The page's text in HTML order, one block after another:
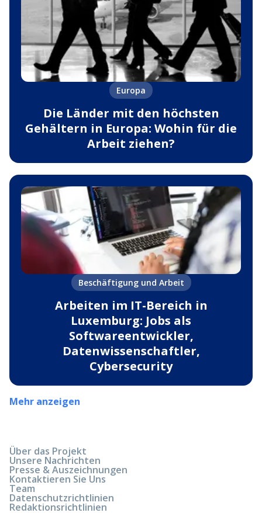
Europa
Die Länder mit den höchsten
Gehältern in Europa: Wohin für die
Arbeit ziehen?
Beschäftigung und Arbeit
Arbeiten im IT-Bereich in
Luxemburg: Jobs als
Softwareentwickler,
Datenwissenschaftler,
Cybersecurity
Mehr anzeigen
Über das Projekt
Unsere Nachrichten
Presse & Auszeichnungen
Kontaktieren Sie Uns
Team
Datenschutzrichtlinien
Redaktionsrichtlinien